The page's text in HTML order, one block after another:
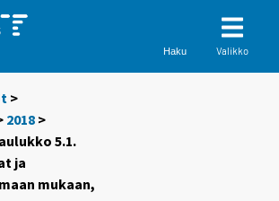
Haku Valikko
>
2018 >
5.1.
ja
mukaan,